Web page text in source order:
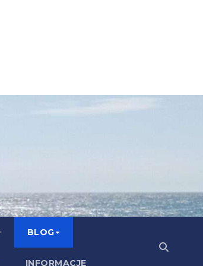
BLOG
INFORMACJE